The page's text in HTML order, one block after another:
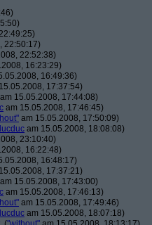
22:50:17)
22:52:38)
16:23:29)
16:49:36)
17:37:54)
am 15.05.2008, 17:44:08)
am 15.05.2008, 17:46:45)
am 15.05.2008, 17:50:09)
am 15.05.2008, 18:08:08)
23:10:40)
16:22:48)
16:48:17)
17:37:21)
am 15.05.2008, 17:43:00)
am 15.05.2008, 17:46:13)
am 15.05.2008, 17:49:46)
am 15.05.2008, 18:07:18)